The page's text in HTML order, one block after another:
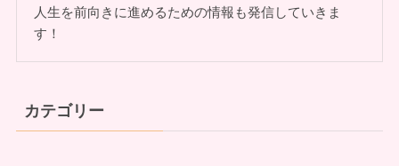
人生を前向きに進めるための情報も発信していきま
す！
カテゴリー